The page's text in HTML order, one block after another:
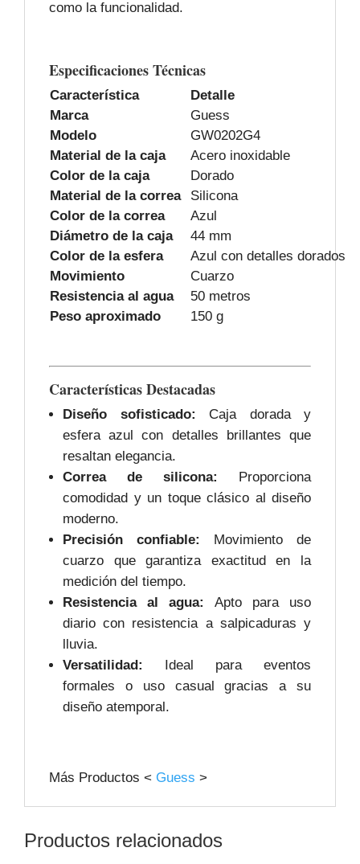
como la funcionalidad.
Especificaciones Técnicas
Característica
Detalle
Marca
Guess
Modelo
GW0202G4
Material de la caja
Acero inoxidable
Color de la caja
Dorado
Material de la correa
Silicona
Color de la correa
Azul
Diámetro de la caja
44 mm
Color de la esfera
Azul con detalles dorados
Movimiento
Cuarzo
Resistencia al agua
50 metros
Peso aproximado
150 g
Características Destacadas
Diseño sofisticado: Caja dorada y
esfera azul con detalles brillantes que
resaltan elegancia.
Correa de silicona:
Proporciona
comodidad y un toque clásico al diseño
moderno.
Precisión confiable:
Movimiento de
cuarzo que garantiza exactitud en la
medición del tiempo.
Resistencia al agua:
Apto para uso
diario con resistencia a salpicaduras y
lluvia.
Versatilidad:
Ideal para eventos
formales o uso casual gracias a su
diseño atemporal.
Más Productos < Guess >
Productos relacionados